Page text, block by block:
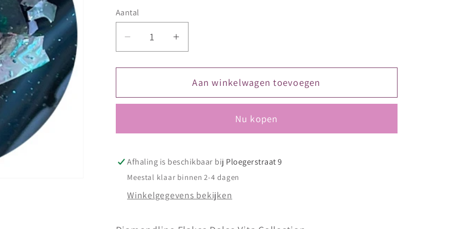
Aantal
Aantal
verlagen
voor
Diamondline
Vita
Lady
Aantal
verhogen
voor
Diva
Diamondline
Vita
Lady
Aan winkelwagen toevoegen
Nu kopen
Afhaling is beschikbaar bij Ploegerstraat 9
Meestal klaar binnen 2-4 dagen
Winkelgegevens bekijken